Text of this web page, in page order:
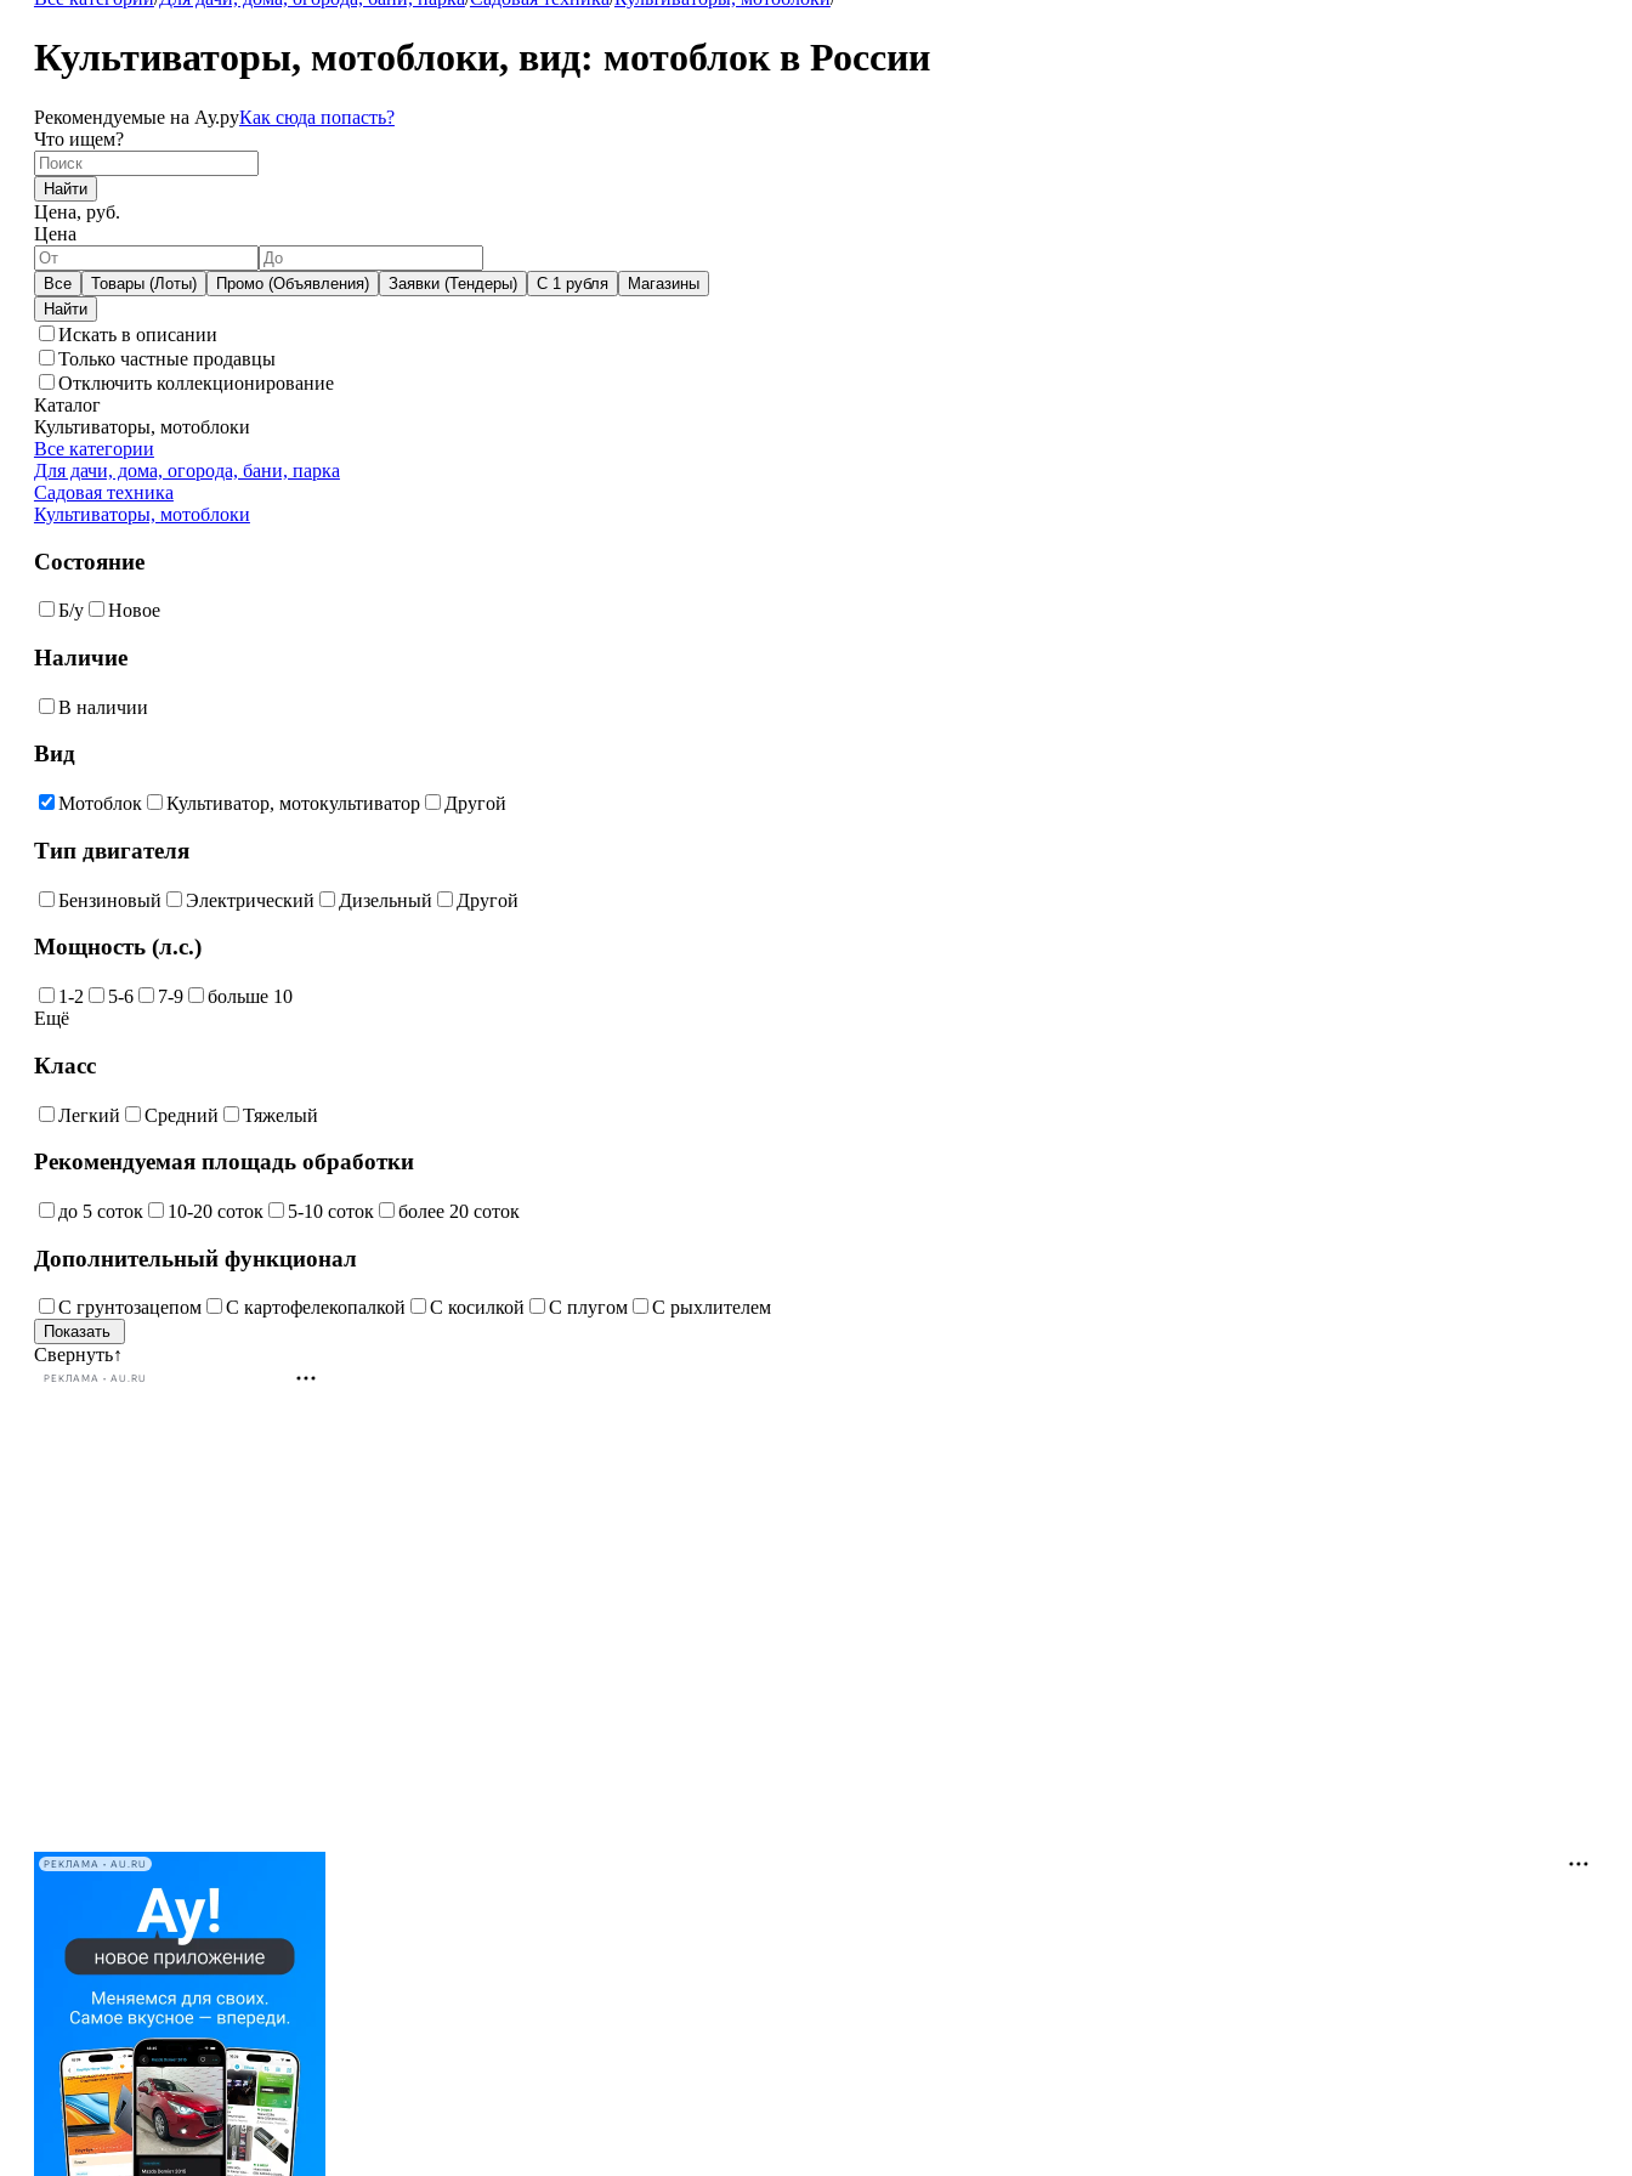
Культиваторы, мотоблоки, вид: мотоблок в России
Рекомендуемые на Ау.руКак сюда попасть?
Что ищем?
Найти
Цена, руб.
Цена
Все Товары (Лоты) Промо (Объявления) Заявки (Тендеры) С 1 рубля Магазины
Искать в описании
Только частные продавцы
Отключить коллекционирование
Каталог
Культиваторы, мотоблоки
Все категории
Для дачи, дома, огорода, бани, парка
Садовая техника
Культиваторы, мотоблоки
Состояние
Б/у Новое
Наличие
В наличии
Вид
Мотоблок Культиватор, мотокультиватор Другой
Тип двигателя
Бензиновый Электрический Дизельный Другой
Мощность (л.с.)
1-2 5-6 7-9
больше 10
Ещё
Класс
Легкий Средний Тяжелый
Рекомендуемая площадь обработки
до 5 соток 10-20 соток 5-10 соток более 20 соток
Дополнительный функционал
С грунтозацепом С картофелекопалкой С косилкой С плугом С рыхлителем
Свернуть↑
РЕКЛАМА • AU.RU
РЕКЛАМА • AU.RU